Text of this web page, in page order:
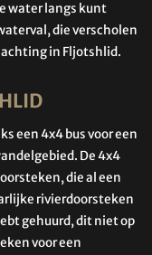
water langs kunt
die verscholen
in Fljotshlid.
een 4x4 bus voor een
De 4x4
die al een
rivierdoorsteken
gehuurd, dit niet op
voor een